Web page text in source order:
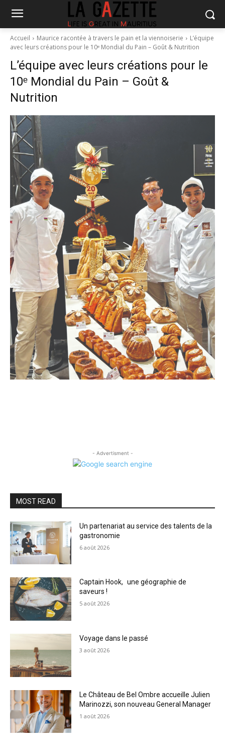
Accueil Maurice racontée à travers le pain et la viennoiserie
L’équipe
avec leurs créations pour le 10ᵉ Mondial du Pain – Goût & Nutrition
L’équipe avec leurs créations pour le
10ᵉ Mondial du Pain – Goût &
Nutrition
- Advertisment -
MOST READ
Un partenariat au service des talents de la
gastronomie
6 août 2026
Captain Hook, une géographie de
saveurs !
5 août 2026
Voyage dans le passé
3 août 2026
Le Château de Bel Ombre accueille Julien
Marinozzi, son nouveau General Manager
1 août 2026